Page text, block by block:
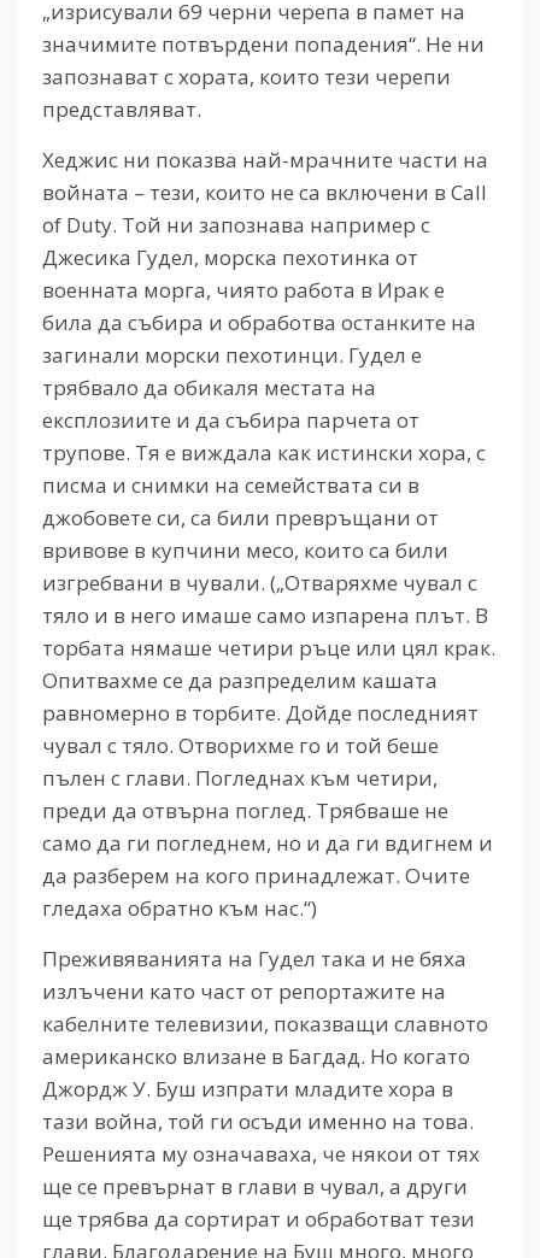
„изрисували 69 черни черепа в памет на
значимите потвърдени попадения“. Не ни
запознават с хората, които тези черепи
представляват.
Хеджис ни показва най-мрачните части на
войната – тези, които не са включени в Call
of Duty. Той ни запознава например с
Джесика Гудел, морска пехотинка от
военната морга, чиято работа в Ирак е
била да събира и обработва останките на
загинали морски пехотинци. Гудел е
трябвало да обикаля местата на
експлозиите и да събира парчета от
трупове. Тя е виждала как истински хора, с
писма и снимки на семействата си в
джобовете си, са били превръщани от
вривове в купчини месо, които са били
изгребвани в чували. („Отваряхме чувал с
тяло и в него имаше само изпарена плът. В
торбата нямаше четири ръце или цял крак.
Опитвахме се да разпределим кашата
равномерно в торбите. Дойде последният
чувал с тяло. Отворихме го и той беше
пълен с глави. Погледнах към четири,
преди да отвърна поглед. Трябваше не
само да ги погледнем, но и да ги вдигнем и
да разберем на кого принадлежат. Очите
гледаха обратно към нас.“)
Преживяванията на Гудел така и не бяха
излъчени като част от репортажите на
кабелните телевизии, показващи славното
американско влизане в Багдад. Но когато
Джордж У. Буш изпрати младите хора в
тази война, той ги осъди именно на това.
Решенията му означаваха, че някои от тях
ще се превърнат в глави в чувал, а други
ще трябва да сортират и обработват тези
глави. Благодарение на Буш много, много